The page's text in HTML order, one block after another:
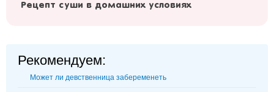
Рецепт суши в домашних условиях
Рекомендуем:
Может ли девственница забеременеть